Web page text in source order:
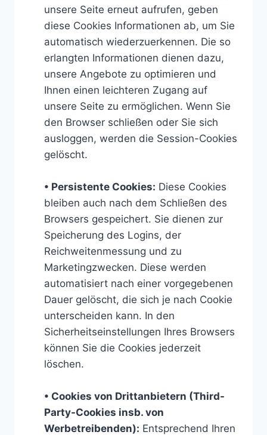
unsere Seite erneut aufrufen, geben
diese Cookies Informationen ab, um Sie
automatisch wiederzuerkennen. Die so
erlangten Informationen dienen dazu,
unsere Angebote zu optimieren und
Ihnen einen leichteren Zugang auf
unsere Seite zu ermöglichen. Wenn Sie
den Browser schließen oder Sie sich
ausloggen, werden die Session-Cookies
gelöscht.
• Persistente Cookies: Diese Cookies
bleiben auch nach dem Schließen des
Browsers gespeichert. Sie dienen zur
Speicherung des Logins, der
Reichweitenmessung und zu
Marketingzwecken. Diese werden
automatisiert nach einer vorgegebenen
Dauer gelöscht, die sich je nach Cookie
unterscheiden kann. In den
Sicherheitseinstellungen Ihres Browsers
können Sie die Cookies jederzeit
löschen.
• Cookies von Drittanbietern (Third-
Party-Cookies insb. von
Werbetreibenden): Entsprechend Ihren